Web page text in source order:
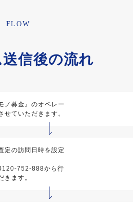
FLOW
信後の流れ
ノ募金』のオペレー
せていただきます。
定の訪問日時を設定
752-888から行
きます。